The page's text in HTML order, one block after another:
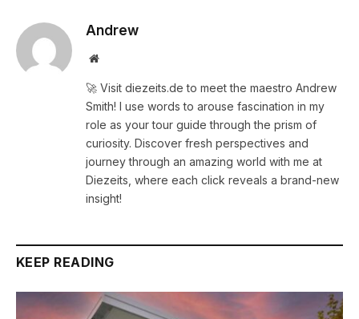
Andrew
Website
🚀 Visit diezeits.de to meet the maestro Andrew
Smith! I use words to arouse fascination in my
role as your tour guide through the prism of
curiosity. Discover fresh perspectives and
journey through an amazing world with me at
Diezeits, where each click reveals a brand-new
insight!
KEEP READING